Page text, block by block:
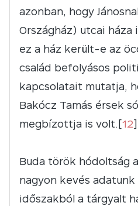
azonban, hogy
Országház) utcai
ez a ház került-e az
család befolyásos
kapcsolatait mutatja,
Bakócz Tamás érsek
megbízottja is volt.[12]
Buda török hódoltság
nagyon kevés adatunk
időszakból a tárgyalt